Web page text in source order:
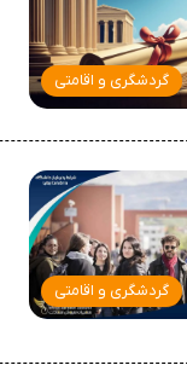
گردشگری و اقامتی
گردشگری و اقامتی